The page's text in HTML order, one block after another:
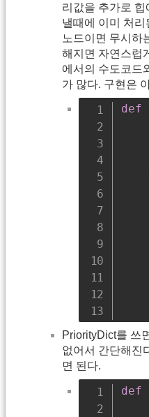
리값을 추가로 힙
낼때에 이미 처리
노드이면 무시하
해지면 자연스럽
에서의 수도코드
가 많다. 구현은
def
PriorityDict를 쓰
없어서 간단해진
면 된다.
def